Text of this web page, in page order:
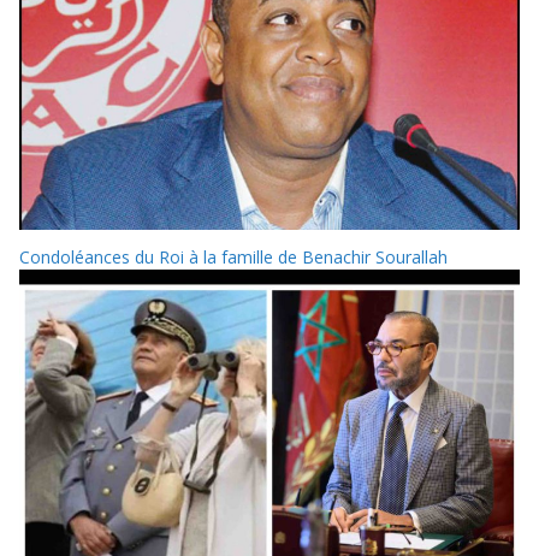
Condoléances du Roi à la famille de Benachir Sourallah